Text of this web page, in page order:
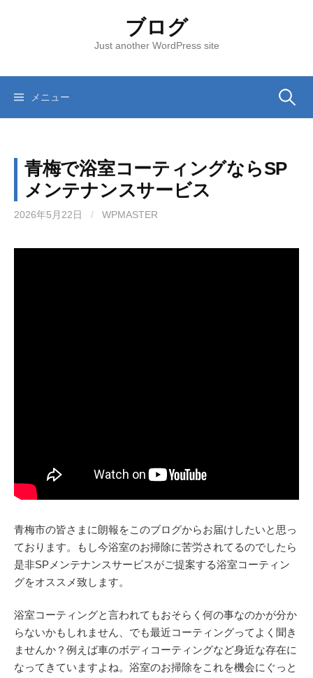
ツ
ブログ
Just another WordPress site
メニュー 検
青梅で浴室コーティングならSP
メンテナンスサービス
2026年5月22日 / WPMASTER
青梅市の皆さまに朗報をこのブログからお届けしたいと思っ
ております。もし今浴室のお掃除に苦労されてるのでしたら
是非SPメンテナンスサービスがご提案する浴室コーティン
グをオススメ致します。
浴室コーティングと言われてもおそらく何の事なのかが分か
らないかもしれません、でも最近コーティングってよく聞き
ませんか？例えば車のボディコーティングなど身近な存在に
なってきていますよね。浴室のお掃除をこれを機会にぐっと